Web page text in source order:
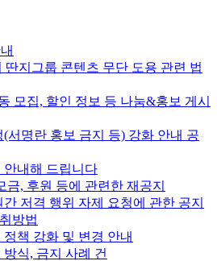
딴지그룹 콘텐츠 무단 도용 관련 법
모집, 할인 정보 등 나눔&홍보 게시
서명란 홍보 금지 등) 강화 안내 공
안내해 드립니다
, 후원 등에 관련한 재공지
저격 행위 자제 요청에 관한 공지
방법
책 강화 및 변경 안내
식, 금지 사례 건